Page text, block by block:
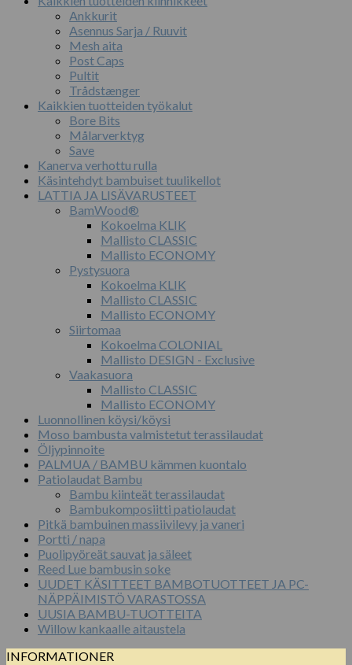
Ankkurit
Asennus Sarja / Ruuvit
Mesh aita
Post Caps
Pultit
Trådstænger
Kaikkien tuotteiden työkalut
Bore Bits
Målarverktyg
Save
Kanerva verhottu rulla
Käsintehdyt bambuiset tuulikellot
LATTIA JA LISÄVARUSTEET
BamWood®
Kokoelma KLIK
Mallisto CLASSIC
Mallisto ECONOMY
Pystysuora
Kokoelma KLIK
Mallisto CLASSIC
Mallisto ECONOMY
Siirtomaa
Kokoelma COLONIAL
Mallisto DESIGN - Exclusive
Vaakasuora
Mallisto CLASSIC
Mallisto ECONOMY
Luonnollinen köysi/köysi
Moso bambusta valmistetut terassilaudat
Öljypinnoite
PALMUA / BAMBU kämmen kuontalo
Patiolaudat Bambu
Bambu kiinteät terassilaudat
Bambukomposiitti patiolaudat
Pitkä bambuinen massiivilevy ja vaneri
Portti / napa
Puolipyöreät sauvat ja säleet
Reed Lue bambusin soke
UUDET KÄSITTEET BAMBOTUOTTEET JA PC-
NÄPPÄIMISTÖ VARASTOSSA
UUSIA BAMBU-TUOTTEITA
Willow kankaalle aitaustela
INFORMATIONER